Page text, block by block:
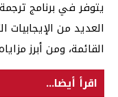
العديد من
القائمة، ومن أبرز
اقرأ أيضا...